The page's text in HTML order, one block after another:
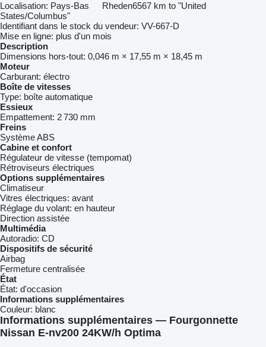
Localisation: Pays-Bas Rheden6567 km to "United
States/Columbus"
Identifiant dans le stock du vendeur: VV-667-D
Mise en ligne: plus d'un mois
Description
Dimensions hors-tout: 0,046 m × 17,55 m × 18,45 m
Moteur
Carburant: électro
Boîte de vitesses
Type: boîte automatique
Essieux
Empattement: 2 730 mm
Freins
Système ABS
Cabine et confort
Régulateur de vitesse (tempomat)
Rétroviseurs électriques
Options supplémentaires
Climatiseur
Vitres électriques: avant
Réglage du volant: en hauteur
Direction assistée
Multimédia
Autoradio: CD
Dispositifs de sécurité
Airbag
Fermeture centralisée
État
État: d'occasion
Informations supplémentaires
Couleur: blanc
Informations supplémentaires — Fourgonnette
Nissan E-nv200 24KW/h Optima